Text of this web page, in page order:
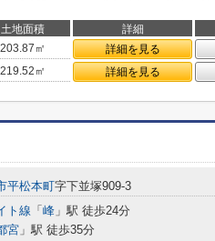
土地面積 詳細
203.87㎡ 詳細を見る
219.52㎡ 詳細を見る
平松本町字下並塚909-3
ト線 「 峰 」駅 徒歩24分
宮 」駅 徒歩35分